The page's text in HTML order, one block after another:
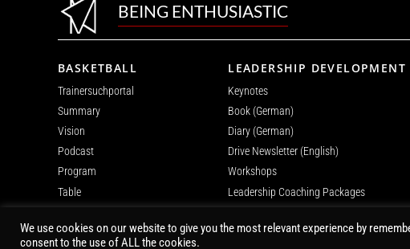
BEING ENTHUSIASTIC
BASKETBALL
Trainersuchportal
Summary
Vision
Podcast
Program
Table
LEADERSHIP DEVELOPMENT
Keynotes
Book (German)
Diary (German)
Drive Newsletter (English)
Workshops
Leadership Coaching Packages
We use cookies on our website to give you the most relevant experience by
consent to the use of ALL the cookies.